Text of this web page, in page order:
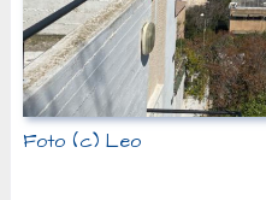
Foto (c) Leo